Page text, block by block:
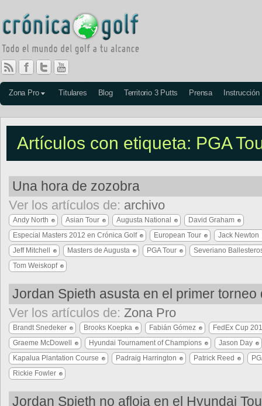
Zona Pro Titulares Blog Territorio 3 Putts Prensa Instrucción
Artículos con etiqueta: PGA
Una hora de zozobra
Ver los artículos de: archivo
Andy North Asian Tour Augusta National
David Graham
Especial Masters 2012 en Crónica Golf
European Tour
Jack Newton
Jeff Mitchell
Masters de Augusta PGA Tour
Severiano
Tom Weiskopf
Jordan Spieth asusta en el primer torneo
Ver los artículos de: Zona Pro
Brandt Snedeker Brooks Koepka Fabián Gómez
FedEx Cup
Graeme McDowell
Hyundai Tournament of Champions
Jason Day
Kapalua Plantation Course
Padraig Harrington Patrick Reed
Rickie Fowler
Jordan Spieth no afloja en el Hyundai